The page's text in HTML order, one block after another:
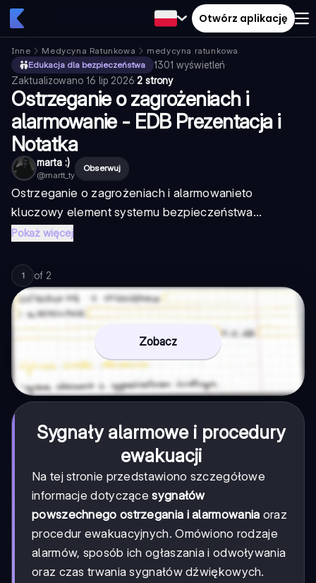
Otwórz aplikację
Inne Medycyna Ratunkowa
medycyna ratunkowa
Edukacja dla bezpieczeństwa
1301 wyświetleń·
Zaktualizowano 16 lip 2026·2 strony
Ostrzeganie o zagrożeniach i
alarmowanie - EDB Prezentacja i
Notatka
marta :)
@martt_ty
Obserwuj
Ostrzeganie o zagrożeniach i alarmowanieto
kluczowy element systemu bezpieczeństwa...
Pokaż więcej
1 of 2
Zobacz
Sygnały alarmowe i procedury
ewakuacji
Na tej stronie przedstawiono szczegółowe
informacje dotyczącesygnałów
powszechnego ostrzegania i alarmowania oraz
procedur ewakuacyjnych. Omówiono rodzaje
alarmów, sposób ich ogłaszania i odwoływania
oraz czas trwania sygnałów dźwiękowych.